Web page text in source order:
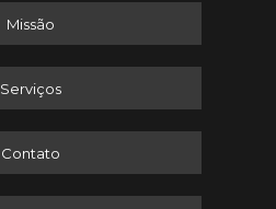
Missão
Serviços
Contato